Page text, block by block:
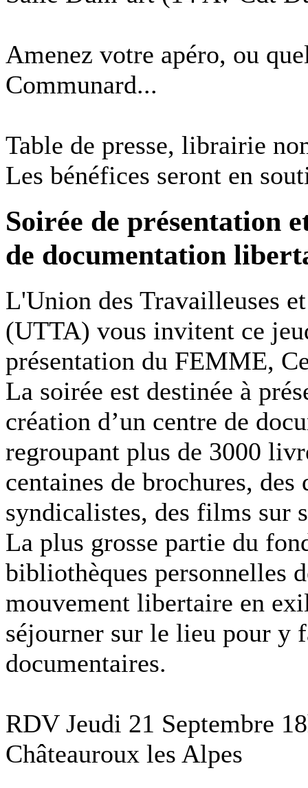
Amenez votre apéro, ou
Communard...
Table de presse, librairie
Les bénéfices seront en
Soirée de présentation
de documentation
L'Union des Travailleuses
(UTTA) vous invitent ce
présentation du FEMME,
La soirée est destinée à
création d’un centre de
regroupant plus de 3000
centaines de brochures,
syndicalistes, des films sur
La plus grosse partie du
bibliothèques personnelles
mouvement libertaire en
séjourner sur le lieu pour y
documentaires.
RDV Jeudi 21 Septembre
Châteauroux les Alpes